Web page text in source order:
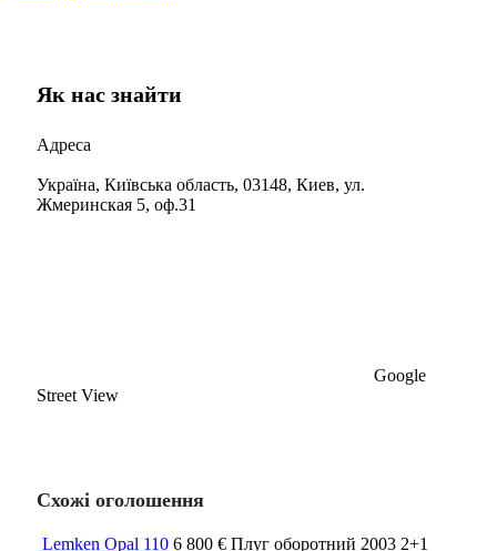
Як нас знайти
Адреса
Україна, Київська область, 03148, Киев, ул.
Жмеринская 5, оф.31
Google
Street View
Схожі оголошення
Lemken Opal 110 6 800 € Плуг оборотний 2003 2+1